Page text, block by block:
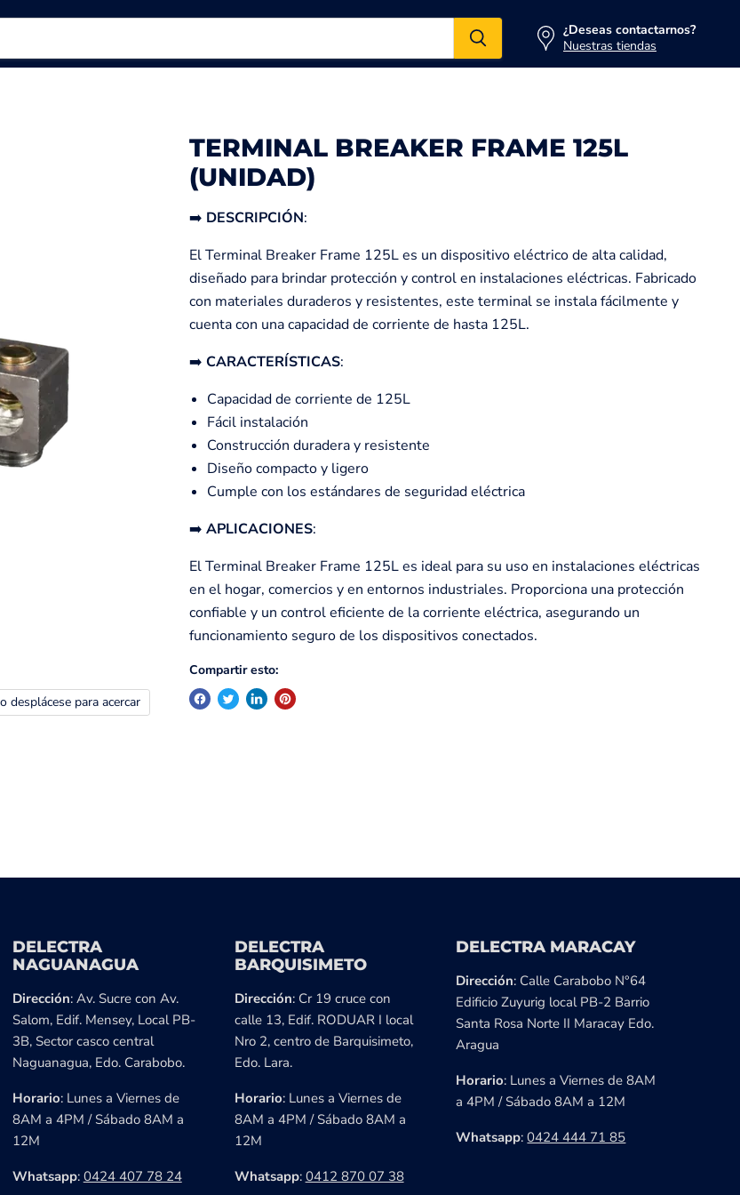
¿Deseas contactarnos?
Nuestras tiendas
desplácese para acercar
TERMINAL BREAKER FRAME 125L
(UNIDAD)
➡️ DESCRIPCIÓN:
El Terminal Breaker Frame 125L es un dispositivo eléctrico de alta calidad,
diseñado para brindar protección y control en instalaciones eléctricas. Fabricado
con materiales duraderos y resistentes, este terminal se instala fácilmente y
cuenta con una capacidad de corriente de hasta 125L.
➡️ CARACTERÍSTICAS:
Capacidad de corriente de 125L
Fácil instalación
Construcción duradera y resistente
Diseño compacto y ligero
Cumple con los estándares de seguridad eléctrica
➡️ APLICACIONES:
El Terminal Breaker Frame 125L es ideal para su uso en instalaciones eléctricas
en el hogar, comercios y en entornos industriales. Proporciona una protección
confiable y un control eficiente de la corriente eléctrica, asegurando un
funcionamiento seguro de los dispositivos conectados.
Compartir esto:
DELECTRA
NAGUANAGUA
Dirección: Av. Sucre con Av.
Salom, Edif. Mensey, Local PB-
3B, Sector casco central
Naguanagua, Edo. Carabobo.
Horario: Lunes a Viernes de
8AM a 4PM / Sábado 8AM a
12M
Whatsapp: 0424 407 78 24
DELECTRA
BARQUISIMETO
Dirección: Cr 19 cruce con
calle 13, Edif. RODUAR I local
Nro 2, centro de Barquisimeto,
Edo. Lara.
Horario: Lunes a Viernes de
8AM a 4PM / Sábado 8AM a
12M
Whatsapp: 0412 870 07 38
DELECTRA MARACAY
Dirección: Calle Carabobo N°64
Edificio Zuyurig local PB-2 Barrio
Santa Rosa Norte II Maracay Edo.
Aragua
Horario: Lunes a Viernes de 8AM
a 4PM / Sábado 8AM a 12M
Whatsapp:0424 444 71 85